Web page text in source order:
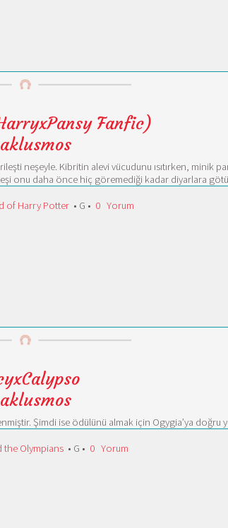
Fanfic)
neşeyle. Kibritin alevi vücudunu ısıtırken, minik
onu daha önce hiç göremediği kadar diyarlara
of Harry Potter • G • 0 Yorum
Şimdi ise ödülünü almak için Ogygia’ya doğru
the Olympians • G • 0 Yorum